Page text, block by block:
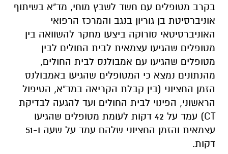
בקרב מטופלים עם חשד לשבץ מוחי, מד"א בשיתוף
אוניברסיטת בן גוריון בנגב והמרכז הרפואי
האוניברסיטאי סורוקה ביצעו מחקר להשוואה בין
מטופלים שהגיעו עצמאית לבית החולים לבין
מטופלים שהגיעו עם אמבולנס לבית החולים,
מהנתונים נמצא כי המטופלים שהגיעו באמבולנס
הזמן החציוני (בין קבלת הקריאה במד"א, הטיפול
הראשוני, הפינוי לבית החולים ועד להגעה לבדיקת
CT) עמד על 42 דקות לעומת מטופלים שהגיעו
עצמאית והזמן החציוני שלהם עמד על שעה ו-51
דקות.